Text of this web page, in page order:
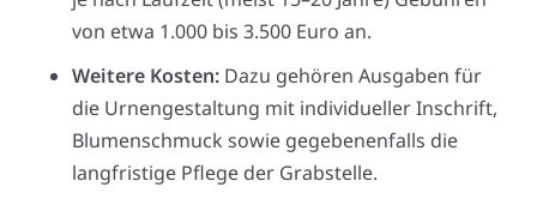
von etwa 1.000 bis 3.500 Euro an.
Weitere Kosten: Dazu gehören Ausgaben für
die Urnengestaltung mit individueller Inschrift,
Blumenschmuck sowie gegebenenfalls die
langfristige Pflege der Grabstelle.